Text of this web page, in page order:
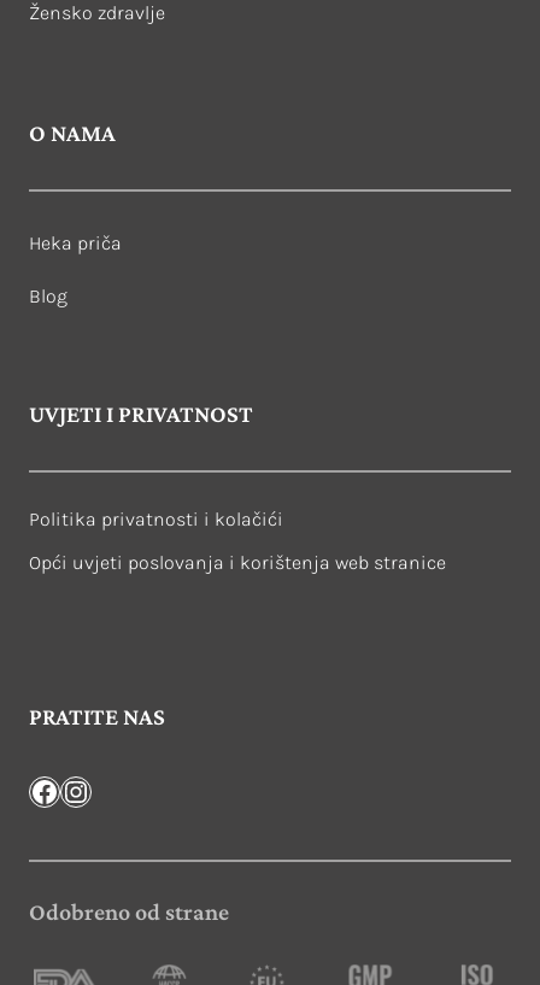
Žensko zdravlje
O NAMA
Heka priča
Blog
UVJETI I PRIVATNOST
Politika privatnosti i kolačići
Opći uvjeti poslovanja i korištenja web stranice
PRATITE NAS
Facebook
Instagram
Odobreno od strane